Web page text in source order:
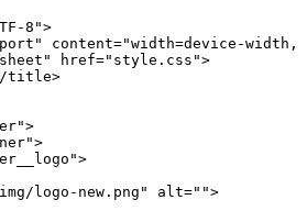
8">
content="width=device-width,
href="style.css">
title>
logo-new.png" alt="">